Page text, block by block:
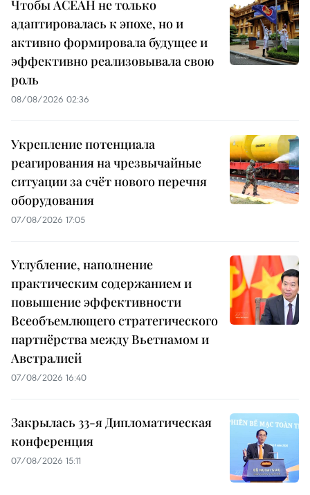
Чтобы АСЕАН не только
адаптировалась к эпохе, но и
активно формировала будущее и
эффективно реализовывала свою
роль
08/08/2026 02:36
Укрепление потенциала
реагирования на чрезвычайные
ситуации за счёт нового перечня
оборудования
07/08/2026 17:05
Углубление, наполнение
практическим содержанием и
повышение эффективности
Всеобъемлющего стратегического
партнёрства между Вьетнамом и
Австралией
07/08/2026 16:40
Закрылась 33-я Дипломатическая
конференция
07/08/2026 15:11